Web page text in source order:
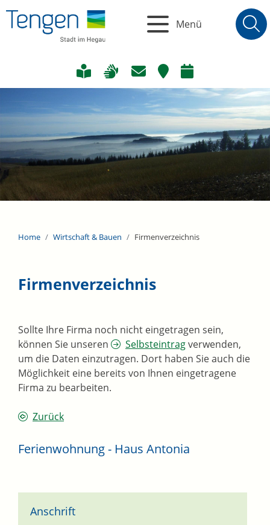
Menü
Home Wirtschaft & Bauen Firmenverzeichnis
Firmenverzeichnis
Sollte Ihre Firma noch nicht eingetragen sein,
können Sie unseren
Selbsteintragverwenden,
um die Daten einzutragen. Dort haben Sie auch die
Möglichkeit eine bereits von Ihnen eingetragene
Firma zu bearbeiten.
Zurück
Ferienwohnung - Haus Antonia
Anschrift